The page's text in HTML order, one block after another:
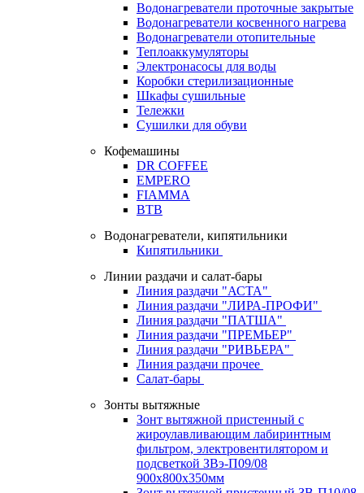
Водонагреватели проточные закрытые
Водонагреватели косвенного нагрева
Водонагреватели отопительные
Теплоаккумуляторы
Электронасосы для воды
Коробки стерилизационные
Шкафы сушильные
Тележки
Сушилки для обуви
Кофемашины
DR COFFEE
EMPERO
FIAMMA
BTB
Водонагреватели, кипятильники
Кипятильники
Линии раздачи и салат-бары
Линия раздачи "АСТА"
Линия раздачи "ЛИРА-ПРОФИ"
Линия раздачи "ПАТША"
Линия раздачи "ПРЕМЬЕР"
Линия раздачи "РИВЬЕРА"
Линия раздачи прочее
Салат-бары
Зонты вытяжные
Зонт вытяжной пристенный с
жироулавливающим лабиринтным
фильтром, электровентилятором и
подсветкой ЗВэ-П09/08
900х800х350мм